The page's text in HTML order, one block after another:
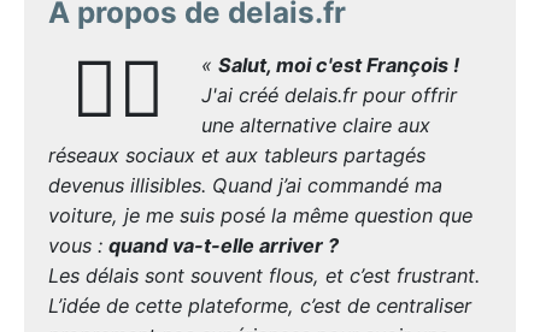
À propos de delais.fr
🙋‍♂️ « Salut, moi c'est François !
J'ai créé delais.fr pour offrir
une alternative claire aux
réseaux sociaux et aux tableurs partagés
devenus illisibles. Quand j’ai commandé ma
voiture, je me suis posé la même question que
vous : quand va-t-elle arriver ?
Les délais sont souvent flous, et c’est frustrant.
L’idée de cette plateforme, c’est de centraliser